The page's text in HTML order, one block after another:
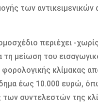
των αντικειμενικών
περιέχει -
τη μείωση του
κλίμακας
έως 10.000 ευρώ,
των συντελεστών της